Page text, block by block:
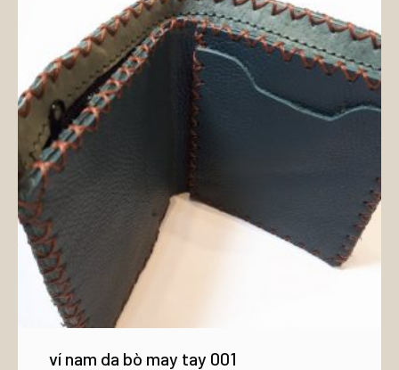
ví nam da bò may tay 001